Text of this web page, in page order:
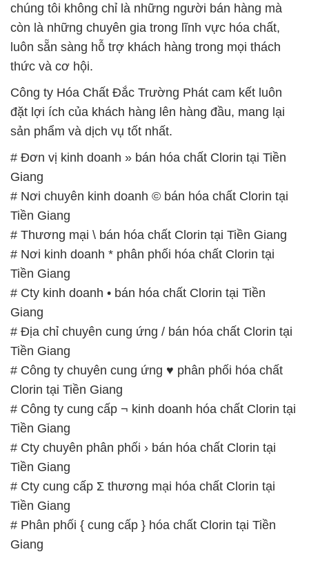
chúng tôi không chỉ là những người bán hàng mà
còn là những chuyên gia trong lĩnh vực hóa chất,
luôn sẵn sàng hỗ trợ khách hàng trong mọi thách
thức và cơ hội.
Công ty Hóa Chất Đắc Trường Phát cam kết luôn
đặt lợi ích của khách hàng lên hàng đầu, mang lại
sản phẩm và dịch vụ tốt nhất.
# Đơn vị kinh doanh » bán hóa chất Clorin tại Tiền
Giang
# Nơi chuyên kinh doanh © bán hóa chất Clorin tại
Tiền Giang
# Thương mại \ bán hóa chất Clorin tại Tiền Giang
# Nơi kinh doanh * phân phối hóa chất Clorin tại
Tiền Giang
# Cty kinh doanh • bán hóa chất Clorin tại Tiền
Giang
# Địa chỉ chuyên cung ứng / bán hóa chất Clorin tại
Tiền Giang
# Công ty chuyên cung ứng ♥ phân phối hóa chất
Clorin tại Tiền Giang
# Công ty cung cấp ¬ kinh doanh hóa chất Clorin tại
Tiền Giang
# Cty chuyên phân phối › bán hóa chất Clorin tại
Tiền Giang
# Cty cung cấp Σ thương mại hóa chất Clorin tại
Tiền Giang
# Phân phối { cung cấp } hóa chất Clorin tại Tiền
Giang